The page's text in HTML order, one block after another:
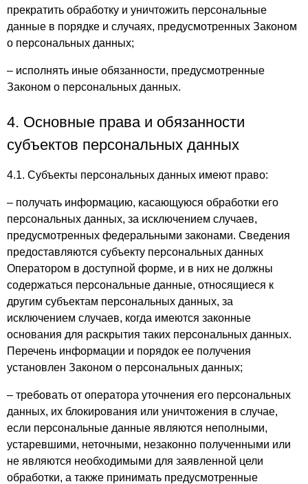
прекратить обработку и уничтожить персональные
данные в порядке и случаях, предусмотренных Законом
о персональных данных;
– исполнять иные обязанности, предусмотренные
Законом о персональных данных.
4. Основные права и обязанности
субъектов персональных данных
4.1. Субъекты персональных данных имеют право:
– получать информацию, касающуюся обработки его
персональных данных, за исключением случаев,
предусмотренных федеральными законами. Сведения
предоставляются субъекту персональных данных
Оператором в доступной форме, и в них не должны
содержаться персональные данные, относящиеся к
другим субъектам персональных данных, за
исключением случаев, когда имеются законные
основания для раскрытия таких персональных данных.
Перечень информации и порядок ее получения
установлен Законом о персональных данных;
– требовать от оператора уточнения его персональных
данных, их блокирования или уничтожения в случае,
если персональные данные являются неполными,
устаревшими, неточными, незаконно полученными или
не являются необходимыми для заявленной цели
обработки, а также принимать предусмотренные